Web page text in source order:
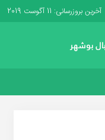
آخرین بروزرسانی: 11 آگوست 2019